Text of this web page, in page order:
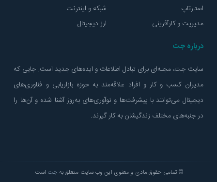
استارتاپ
مدیریت و کارآفرینی
شبکه و اینترنت
ارز دیجیتال
درباره جت
سایت جت، مجله‌ای برای تبادل اطلاعات و ایده‌های جدید است. جایی که
مدیران کسب و کار و افراد علاقه‌مند به حوزه بازاریابی و فناوری‌های
دیجیتال می‌توانند با پیشرفت‌ها و نوآوری‌های به‌روز آشنا شده و آن‌ها را
در جنبه‌های مختلف زندگیشان به کار گیرند.
© تمامی حقوق مادی و معنوی این وب سایت متعلق به جت است.